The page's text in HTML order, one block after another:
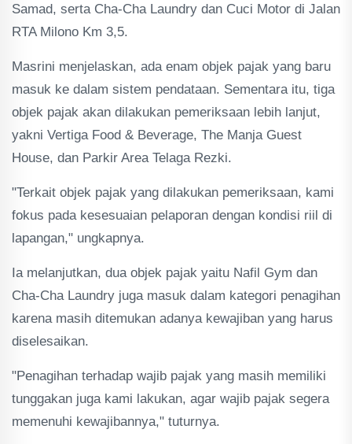
Samad, serta Cha-Cha Laundry dan Cuci Motor di Jalan
RTA Milono Km 3,5.
Masrini menjelaskan, ada enam objek pajak yang baru
masuk ke dalam sistem pendataan. Sementara itu, tiga
objek pajak akan dilakukan pemeriksaan lebih lanjut,
yakni Vertiga Food & Beverage, The Manja Guest
House, dan Parkir Area Telaga Rezki.
"Terkait objek pajak yang dilakukan pemeriksaan, kami
fokus pada kesesuaian pelaporan dengan kondisi riil di
lapangan," ungkapnya.
Ia melanjutkan, dua objek pajak yaitu Nafil Gym dan
Cha-Cha Laundry juga masuk dalam kategori penagihan
karena masih ditemukan adanya kewajiban yang harus
diselesaikan.
"Penagihan terhadap wajib pajak yang masih memiliki
tunggakan juga kami lakukan, agar wajib pajak segera
memenuhi kewajibannya," tuturnya.